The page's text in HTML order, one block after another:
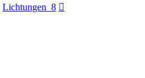
Lichtungen_8